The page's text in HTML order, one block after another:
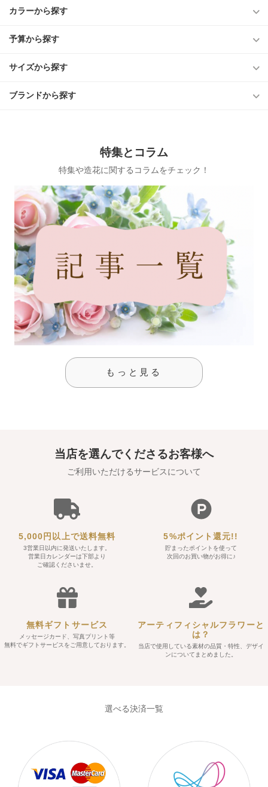
カラーから探す
予算から探す
サイズから探す
ブランドから探す
特集とコラム
特集や造花に関するコラムをチェック！
もっと見る
当店を選んでくださるお客様へ
ご利用いただけるサービスについて
5,000円以上で送料無料
3営業日以内に発送いたします。
営業日カレンダーは下部より
ご確認くださいませ。
5%ポイント還元!!
貯まったポイントを使って
次回のお買い物がお得に♪
無料ギフトサービス
メッセージカード、写真プリント等
無料でギフトサービスをご用意しております。
アーティフィシャルフラワーと
は？
当店で使用している素材の品質・特性、デザイ
ンについてまとめました。
選べる決済一覧